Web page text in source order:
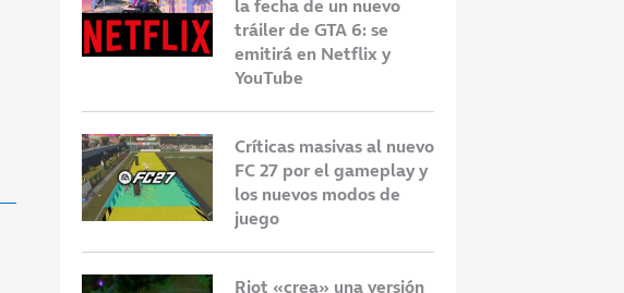
la fecha de un nuevo
tráiler de GTA 6: se
emitirá en Netflix y
YouTube
Críticas masivas al nuevo
FC 27 por el gameplay y
los nuevos modos de
juego
Riot «crea» una versión